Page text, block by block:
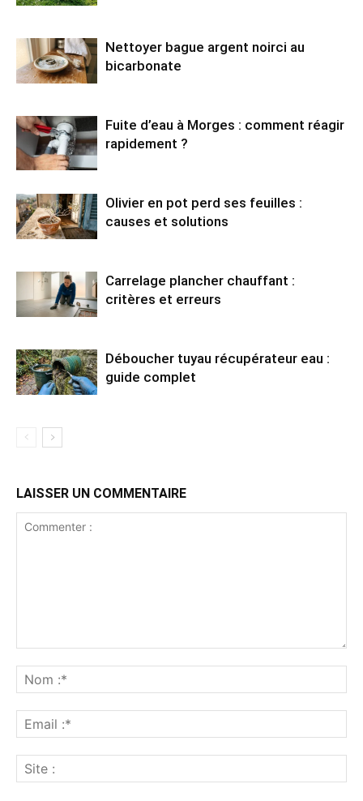
Nettoyer bague argent noirci au
bicarbonate
Fuite d’eau à Morges : comment réagir
rapidement ?
Olivier en pot perd ses feuilles :
causes et solutions
Carrelage plancher chauffant :
critères et erreurs
Déboucher tuyau récupérateur eau :
guide complet
LAISSER UN COMMENTAIRE